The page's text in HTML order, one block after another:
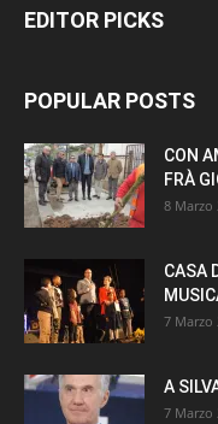
EDITOR PICKS
POPULAR POSTS
CON
FRÀ
8 Marzo
CASA
7 Marzo
A
7 Marzo